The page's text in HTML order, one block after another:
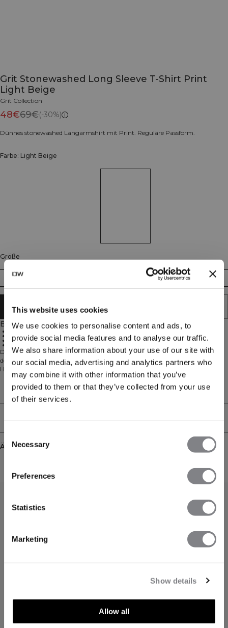
This website uses cookies
We use cookies to personalise content and ads, to
provide social media features and to analyse our traffic.
We also share information about your use of our site with
our social media, advertising and analytics partners who
may combine it with other information that you’ve
provided to them or that they’ve collected from your use
of their services.
Consent
Selection
Necessary
Preferences
Statistics
Marketing
Show details
Allow all
Grit Stonewashed Long Sleeve T-Shirt Print
Light Beige
Grit Collection
48€69€(-30%)
Dünnes stonewashed Langarmshirt mit Print. Reguläre Passform.
Farbe: Light Beige
Größe
S XL XXL
IN DEN WARENKORB LEGEN
Beschreibung
Stonewashed-Finish
Auffälliger Print
Das Grit Stonewashed Langarmshirt Print vereint Komfort und Style für
deinen aktiven Lifestyle. Aus weicher, leichter Baumwolle mit gebürsteter
Haptik gefertigt, zeichnet sich dieses Langarmshirt durch ein einzigartiges
stonewashed Finish aus, das ihm eine entspannte, lässige Ästhetik verleiht.
Der auffällige Print sorgt für einen interessanten visuellen Akzent, während
die reguläre Passform volle Bewegungsfreiheit während deines Workouts oder
im Alltag garantiert. Das dünne, atmungsaktive Material eignet sich perfekt
verausgabst oder es an deinen Ruhetagen casual angehen lässt. 100%
Technical Aspects
Ähnliche Produkte